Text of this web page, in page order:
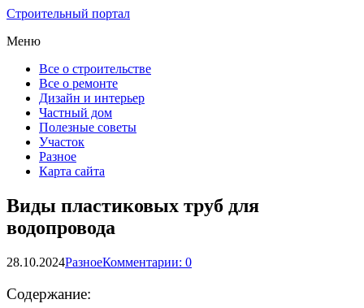
Строительный портал
Меню
Все о строительстве
Все о ремонте
Дизайн и интерьер
Частный дом
Полезные советы
Участок
Разное
Карта сайта
Виды пластиковых труб для
водопровода
28.10.2024РазноеКомментарии: 0
Содержание: